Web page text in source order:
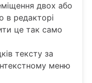
двох або
в редакторі
це так само
тексту за
меню